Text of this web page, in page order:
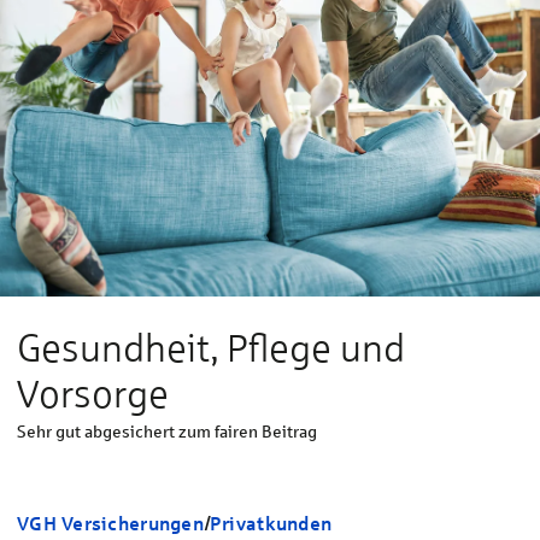
Gesundheit, Pflege und
Vorsorge
Sehr gut abgesichert zum fairen Beitrag
VGH Versicherungen/Privatkunden